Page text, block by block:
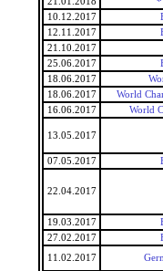
10.12.2017
12.11.2017
21.10.2017
25.06.2017
18.06.2017
18.06.2017
World
16.06.2017
World
13.05.2017
07.05.2017
22.04.2017
19.03.2017
27.02.2017
11.02.2017